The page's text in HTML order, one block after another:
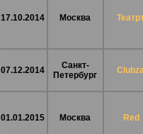
17.10.2014 Москва
07.12.2014
Санкт-
Петербург
01.01.2015 Москва Red